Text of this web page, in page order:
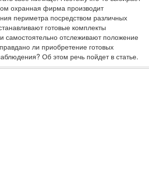
охранная фирма производит
периметра посредством различных
готовые комплекты
самостоятельно отслеживают положение
ли приобретение готовых
Об этом речь пойдет в статье.